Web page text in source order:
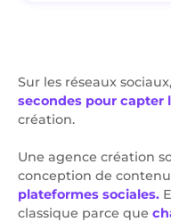
Sur les réseaux
secondes pour capter
création.
Une agence création
conception de
plateformes sociales.
classique parce que